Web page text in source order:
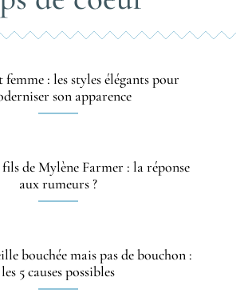
: les styles élégants pour
son apparence
de Mylène Farmer : la réponse
aux rumeurs ?
bouchée mais pas de bouchon :
les 5 causes possibles